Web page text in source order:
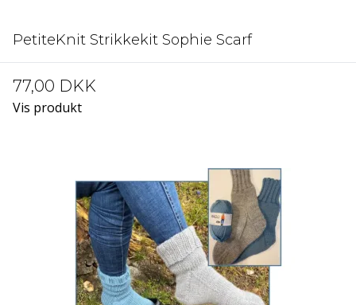
PetiteKnit Strikkekit Sophie Scarf
77,00 DKK
Vis produkt